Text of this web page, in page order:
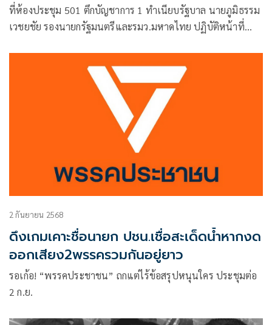
ที่ห้องประชุม 501 ตึกบัญชาการ 1 ทำเนียบรัฐบาล นายภูมิธรรม
เวชยชัย รองนายกรัฐมนตรีและรมว.มหาดไทย ปฏิบัติหน้าที่
2 กันยายน 2568
ดึงเกมเคาะชื่อนายก ปชน.เชื่อสะเด็ดนํ้าหากงด
ออกเสียง2พรรครวมกันอยู่ยาว
รอเก้อ! “พรรคประชาชน” ถกแต่ไร้ข้อสรุปหนุนใคร ประชุมต่อ
2 ก.ย.